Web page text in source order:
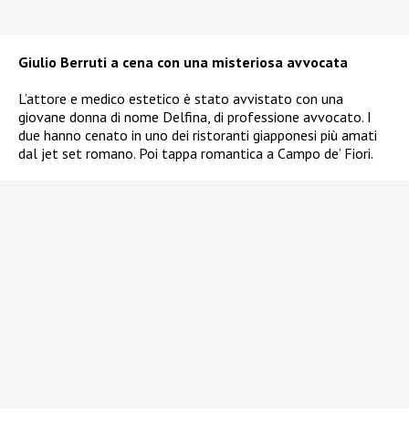
Giulio Berruti a cena con una misteriosa avvocata
L’attore e medico estetico è stato avvistato con una
giovane donna di nome Delfina, di professione avvocato. I
due hanno cenato in uno dei ristoranti giapponesi più amati
dal jet set romano. Poi tappa romantica a Campo de’ Fiori.